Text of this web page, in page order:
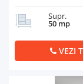
Supr.
50 mp
VEZI